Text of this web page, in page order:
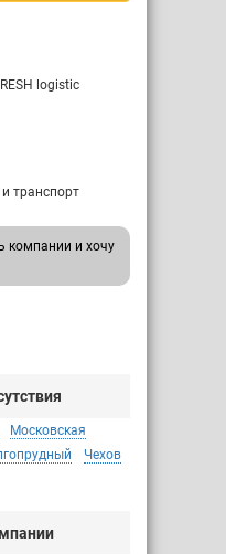
logistic
и транспорт
компании и хочу
Московская
Чехов